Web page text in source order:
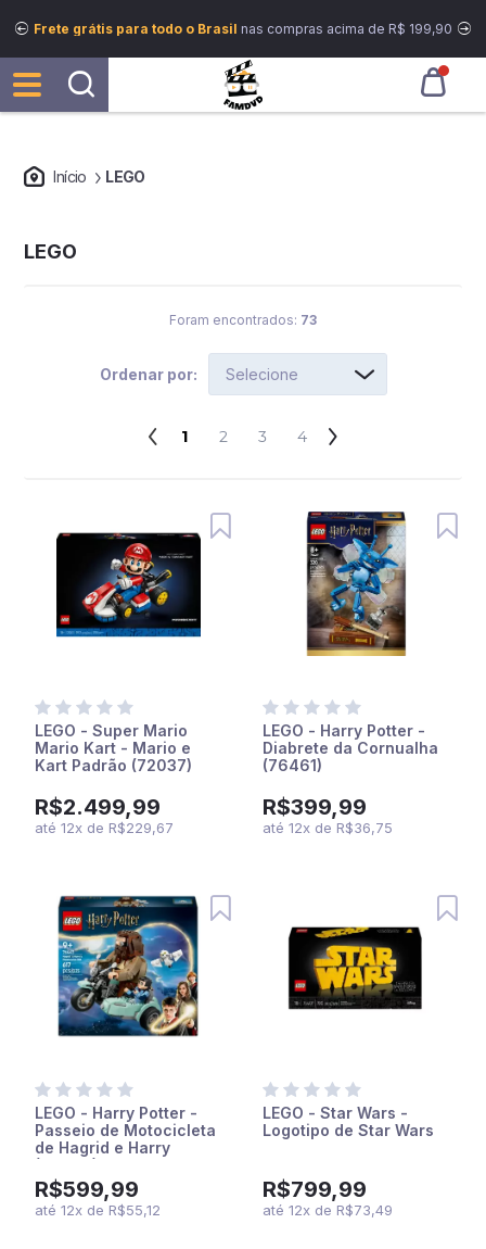
Frete grátis para todo o Brasil nas compras acima de R$ 199,90
Início LEGO
LEGO
Foram encontrados: 73
Ordenar por:
1 2 3 4
LEGO - Super Mario
Mario Kart - Mario e
Kart Padrão (72037)
R$2.499,99
até12x de R$229,67
LEGO - Harry Potter -
Diabrete da Cornualha
(76461)
R$399,99
até 12xde R$36,75
LEGO - Harry Potter -
Passeio de Motocicleta
de Hagrid e Harry
(76443)
R$599,99
até12x de R$55,12
LEGO - Star Wars -
Logotipo de Star Wars
R$799,99
até 12xde R$73,49